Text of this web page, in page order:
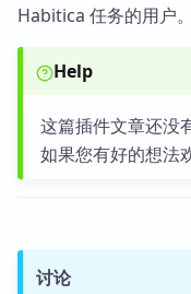
Habitica 任务的用户。
Help
这篇插件文章还没
如果您有好的想法
讨论